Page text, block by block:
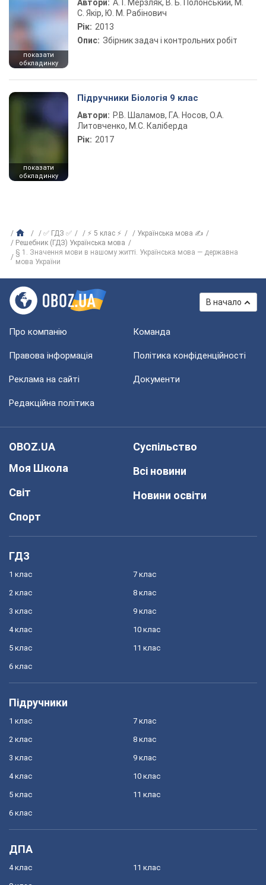
показати
обкладинку
Автори: А. Г. Мерзляк, В. Б. Полонський, М.
С. Якір, Ю. М. Рабінович
Рік: 2013
Опис: Збірник задач і контрольних робіт
показати
обкладинку
Підручники Біологія 9 клас
Автори: Р.В. Шаламов, Г.А. Носов, О.А.
Литовченко, М.С. Каліберда
Рік: 2017
✅ ГДЗ ✅ ⚡ 5 клас ⚡
Українська мова ✍
Решебник (ГДЗ) Українська мова
§ 1. Значення мови в нашому житті. Українська мова — державна
мова України
В начало
Про компанію Команда
Правова інформація Політика конфіденційності
Реклама на сайті Документи
Редакційна політика
OBOZ.UA
Моя Школа
Світ
Спорт
Суспільство
Всі новини
Новини освіти
ГДЗ
1 клас
2 клас
3 клас
4 клас
5 клас
6 клас
7 клас
8 клас
9 клас
10 клас
11 клас
Підручники
1 клас
2 клас
3 клас
4 клас
5 клас
6 клас
7 клас
8 клас
9 клас
10 клас
11 клас
ДПА
4 клас 11 клас